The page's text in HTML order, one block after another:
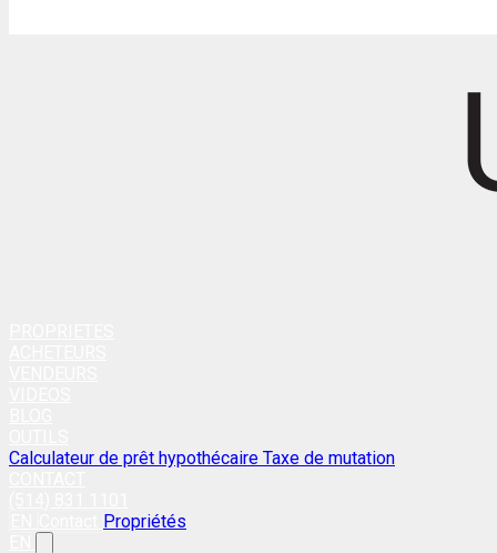
Calculateur de prêt hypothécaire Taxe de mutation
Propriétés